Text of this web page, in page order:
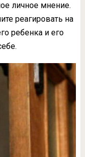
личное мнение.
реагировать на
ребенка и его